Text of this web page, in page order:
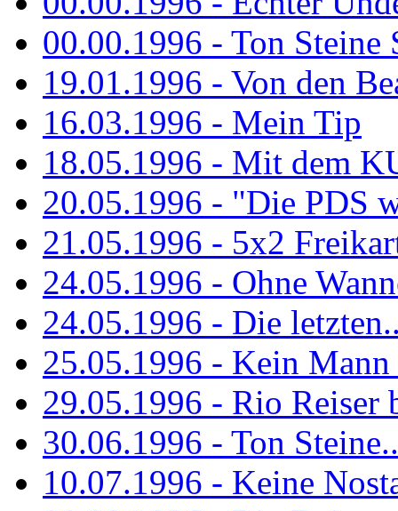
00.00.1996 - Ton Steine
19.01.1996 - Von den
16.03.1996 - Mein Tip
18.05.1996 - Mit dem
20.05.1996 - "Die PDS
21.05.1996 - 5x2
24.05.1996 - Ohne
24.05.1996 - Die
25.05.1996 - Kein
29.05.1996 - Rio Reiser
30.06.1996 - Ton
10.07.1996 - Keine